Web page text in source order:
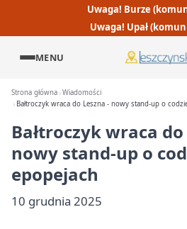
Uwaga! Burze
Uwaga! Upał
MENU
Strona główna Wiadomości
Bałtroczyk wraca do Leszna - nowy stand-up o
Bałtroczyk wraca do
nowy stand-up o
epopejach
10 grudnia 2025